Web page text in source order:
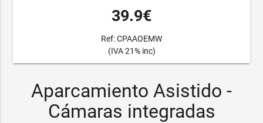
39.9€
Ref: CPAAOEMW
(IVA 21% inc)
Aparcamiento Asistido -
Cámaras integradas